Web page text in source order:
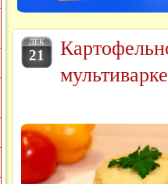
ДЕК
21
мультиварке